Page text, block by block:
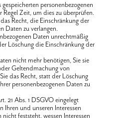
personenbezogenen
Zeit, um dies zu überprüfen.
Recht, die Einschränkung der
Daten zu verlangen.
Daten unrechtmäßig
Löschung die Einschränkung der
nicht mehr benötigen, Sie sie
Geltendmachung von
das Recht, statt der Löschung
personenbezogenen Daten zu
21 Abs. 1 DSGVO eingelegt
Ihren und unseren Interessen
feststeht, wessen Interessen